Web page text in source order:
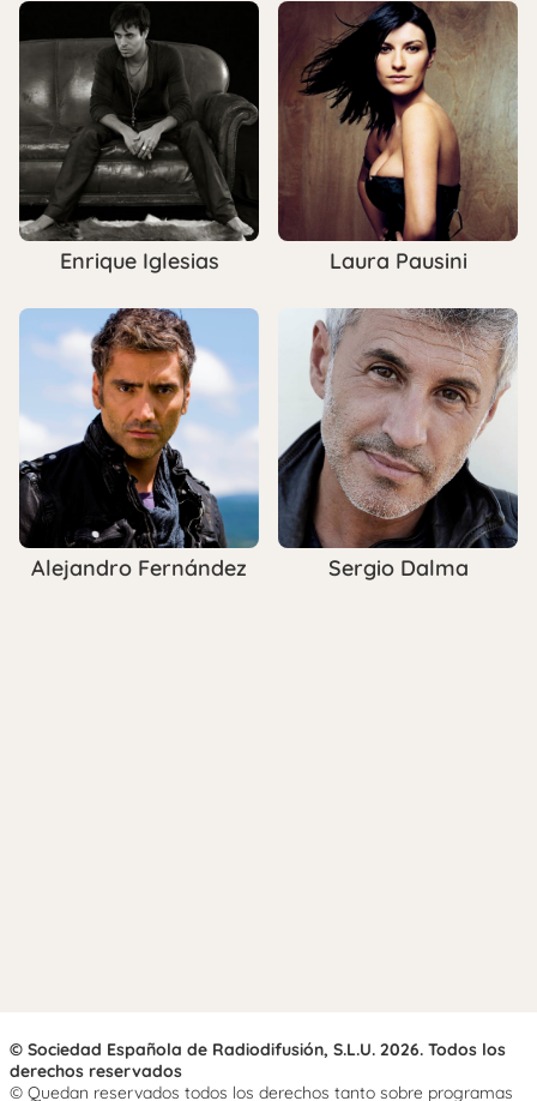
Enrique Iglesias Laura Pausini
Alejandro Fernández Sergio Dalma
© Sociedad Española de Radiodifusión, S.L.U. 2026. Todos los
derechos reservados
© Quedan reservados todos los derechos tanto sobre programas